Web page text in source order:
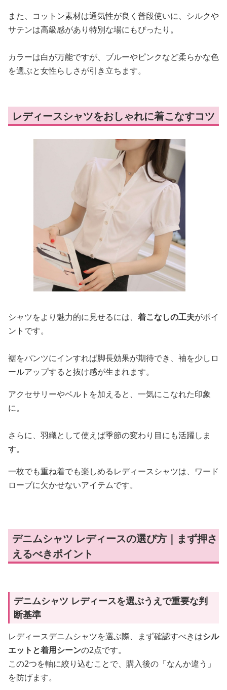
また、コットン素材は通気性が良く普段使いに、シルクや
サテンは高級感があり特別な場にもぴったり。
カラーは白が万能ですが、ブルーやピンクなど柔らかな色
を選ぶと女性らしさが引き立ちます。
レディースシャツをおしゃれに着こなすコツ
シャツをより魅力的に見せるには、 着こなしの工夫がポイ
ントです。
裾をパンツにインすれば脚長効果が期待でき、袖を少しロ
ールアップすると抜け感が生まれます。
アクセサリーやベルトを加えると、一気にこなれた印象
に。
さらに、羽織として使えば季節の変わり目にも活躍しま
す。
一枚でも重ね着でも楽しめるレディースシャツは、ワード
ローブに欠かせないアイテムです。
デニムシャツ レディースの選び方｜まず押さ
えるべきポイント
デニムシャツ レディースを選ぶうえで重要な判
断基準
レディースデニムシャツを選ぶ際、まず確認すべきはシル
エットと着用シーンの2点です。
この2つを軸に絞り込むことで、購入後の「なんか違う」
を防げます。